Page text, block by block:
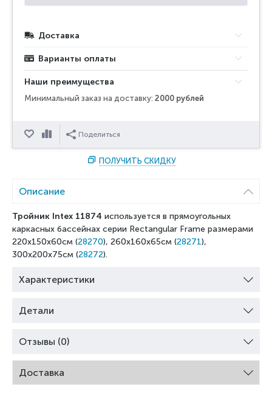
Доставка
Варианты оплаты
Наши преимущества
Минимальный заказ на доставку: 2000 рублей
ОтложитьСравнитьПоделиться
ПОЛУЧИТЬ СКИДКУ
Описание
Тройник Intex 11874 используется в прямоугольных
каркасных бассейнах серии Rectangular Frame размерами
220х150х60см (28270), 260х160х65см (28271),
300х200х75см (28272).
Характеристики
Детали
Отзывы (0)
Доставка